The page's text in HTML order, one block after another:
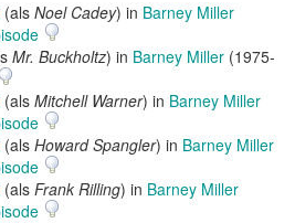
(als Noel Cadey) in Barney Miller
Mr. Buckholtz) in Barney Miller (1975-
(als Mitchell Warner) in Barney Miller
(als Howard Spangler) in Barney Miller
(als Frank Rilling) in Barney Miller